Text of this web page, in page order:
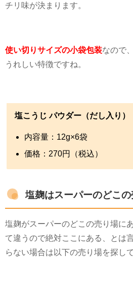
チリ味が決まります。
使い切りサイズの小袋包装なので
うれしい特徴ですね。
塩こうじ パウダー（だし入り）
内容量： 12g×6袋
価格： 270円（税込）
塩麹はスーパーのどこの
塩麹がスーパーのどこの売り場に
て違うので絶対ここにある、とは
らない場合は以下の売り場を探し